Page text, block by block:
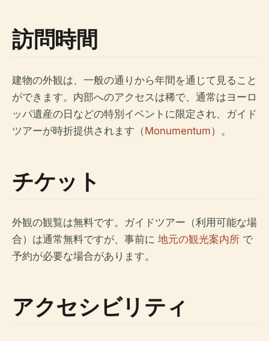
訪問時間
建物の外観は、一般の通りから年間を通じて見ること
ができます。内部へのアクセスは稀で、通常はヨーロ
ッパ遺産の日などの特別イベントに限定され、ガイド
ツアーが時折提供されます（Monumentum）。
チケット
外観の観覧は無料です。ガイドツアー（利用可能な場
合）は通常無料ですが、事前に 地元の観光案内所 で
予約が必要な場合があります。
アクセシビリティ